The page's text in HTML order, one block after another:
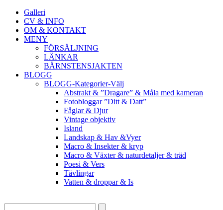
Galleri
CV & INFO
OM & KONTAKT
MENY
FÖRSÄLJNING
LÄNKAR
BÄRNSTENSJAKTEN
BLOGG
BLOGG-Kategorier-Välj
Abstrakt & ”Dragare” & Måla med kameran
Fotobloggar ”Ditt & Datt”
Fåglar & Djur
Vintage objektiv
Island
Landskap & Hav &Vyer
Macro & Insekter & kryp
Macro & Växter & naturdetaljer & träd
Poesi & Vers
Tävlingar
Vatten & droppar & Is